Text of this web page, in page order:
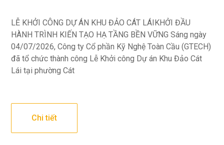
LỄ KHỞI CÔNG DỰ ÁN KHU ĐẢO CÁT LÁIKHỞI ĐẦU
HÀNH TRÌNH KIẾN TẠO HẠ TẦNG BỀN VỮNG Sáng ngày
04/07/2026, Công ty Cổ phần Kỹ Nghệ Toàn Cầu (GTECH)
đã tổ chức thành công Lễ Khởi công Dự án Khu Đảo Cát
Lái tại phường Cát
Chi tiết